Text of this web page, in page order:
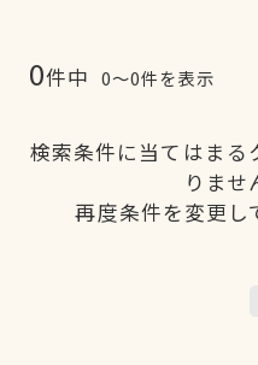
0件中 0〜0件を表示
検索条件に当てはまる
りませ
再度条件を変更し